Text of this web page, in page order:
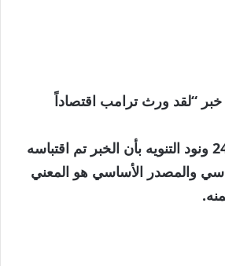
“لقد ورث ترامب اقتصاداً
” من اشراق العالم 24 ونود التنويه بأن الخبر تم اقتباسه
والمصدر الأساسي هو المعني